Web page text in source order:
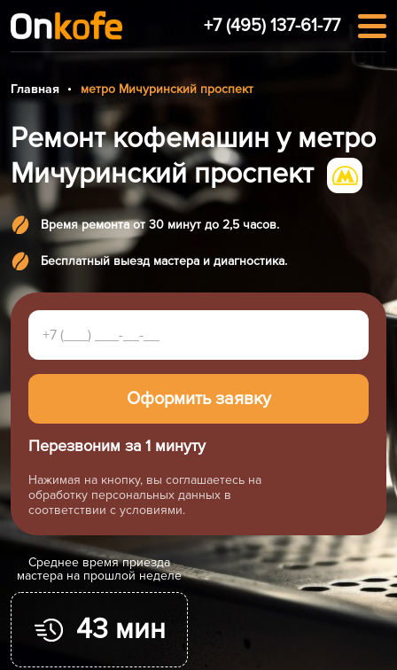
+7 (495) 137-61-77
Главная метро Мичуринский проспект
Ремонт кофемашин у метро
Мичуринский проспект
Время ремонта от 30 минут до 2,5 часов.
Бесплатный выезд мастера и диагностика.
Перезвоним за 1 минуту
Нажимая на кнопку, вы соглашаетесь на
обработку персональных данных в
соответствии с условиями.
Cреднее время приезда
мастера на прошлой неделе
43 мин